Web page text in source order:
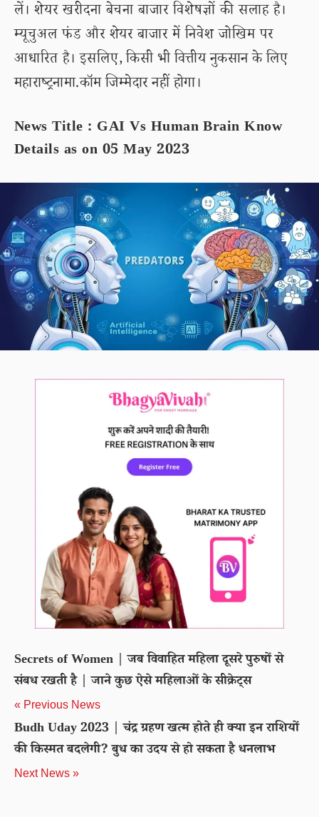
लें। शेयर खरीदना बेचना बाजार विशेषज्ञों की सलाह है।
म्यूचुअल फंड और शेयर बाजार में निवेश जोखिम पर
आधारित है। इसलिए, किसी भी वित्तीय नुकसान के लिए
महाराष्ट्रनामा.कॉम जिम्मेदार नहीं होगा।
News Title : GAI Vs Human Brain Know
Details as on 05 May 2023
Secrets of Women | जब विवाहित महिला दूसरे पुरुषों से
संबध रखती है | जाने कुछ ऐसे महिलाओं के सीक्रेट्स
« Previous News
Budh Uday 2023 | चंद्र ग्रहण खत्म होते ही क्या इन राशियों
की किस्मत बदलेगी? बुध का उदय से हो सकता है धनलाभ
Next News »